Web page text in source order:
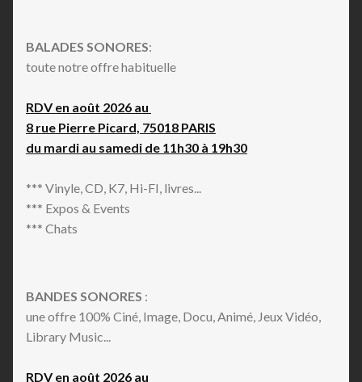
BALADES SONORES:
toute notre offre habituelle
RDV en août 2026 au
8 rue Pierre Picard, 75018 PARIS
du mardi au samedi de 11h30 à 19h30
*** Vinyle, CD, K7, Hi-FI, livres...
*** Expos & Events
*** Chats
BANDES SONORES :
une offre 100% Ciné, Image, Docu, Animé, Jeux Vidéo,
Library Music...
RDV en août 2026 au